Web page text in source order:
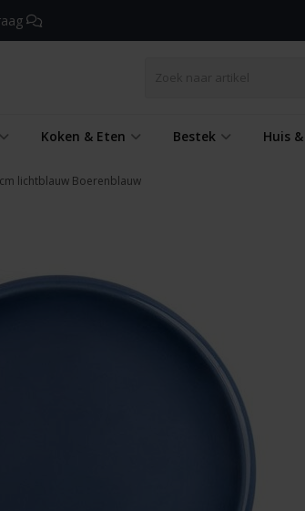
Koken & Eten Bestek Huis
lichtblauw Boerenblauw